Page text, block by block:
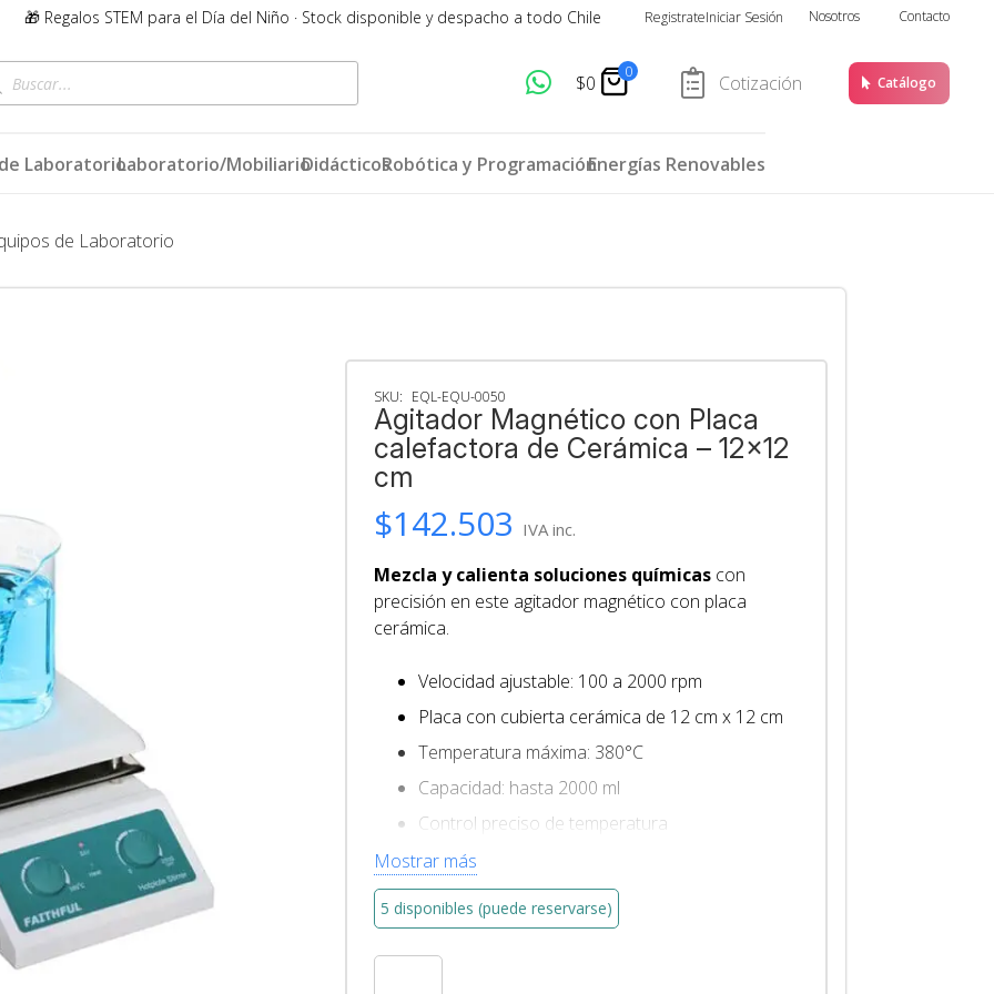
🎁 Regalos STEM para el Día del Niño · Stock disponible y despacho a todo Chile RegistrateIniciar Sesión Nosotros Contacto
$0 0 Cotización Catálogo
LaboratorioLaboratorio/MobiliarioDidácticosRobótica y ProgramaciónEnergías Renovables
de Laboratorio
SKU: EQL-EQU-0050
Agitador Magnético con Placa
calefactora de Cerámica – 12×12
cm
$142.503 IVA inc.
Mezcla y calienta soluciones químicascon
precisión en este agitador magnético con placa
cerámica.
Velocidad ajustable: 100 a 2000 rpm
Placa con cubierta cerámica de 12 cm x 12 cm
Temperatura máxima: 380°C
Capacidad: hasta 2000 ml
Control preciso de temperatura
Manual Agitador Magnético EQL-EQU-0050
Modelo: Faithful SH-C (C)
Superficie cerámica resistente y duradera
Mostrar más
5 disponibles (puede reservarse)